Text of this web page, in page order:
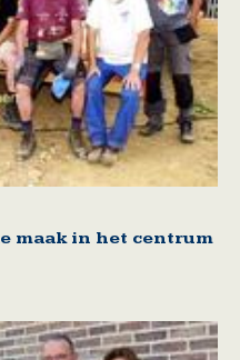
maak in het centrum